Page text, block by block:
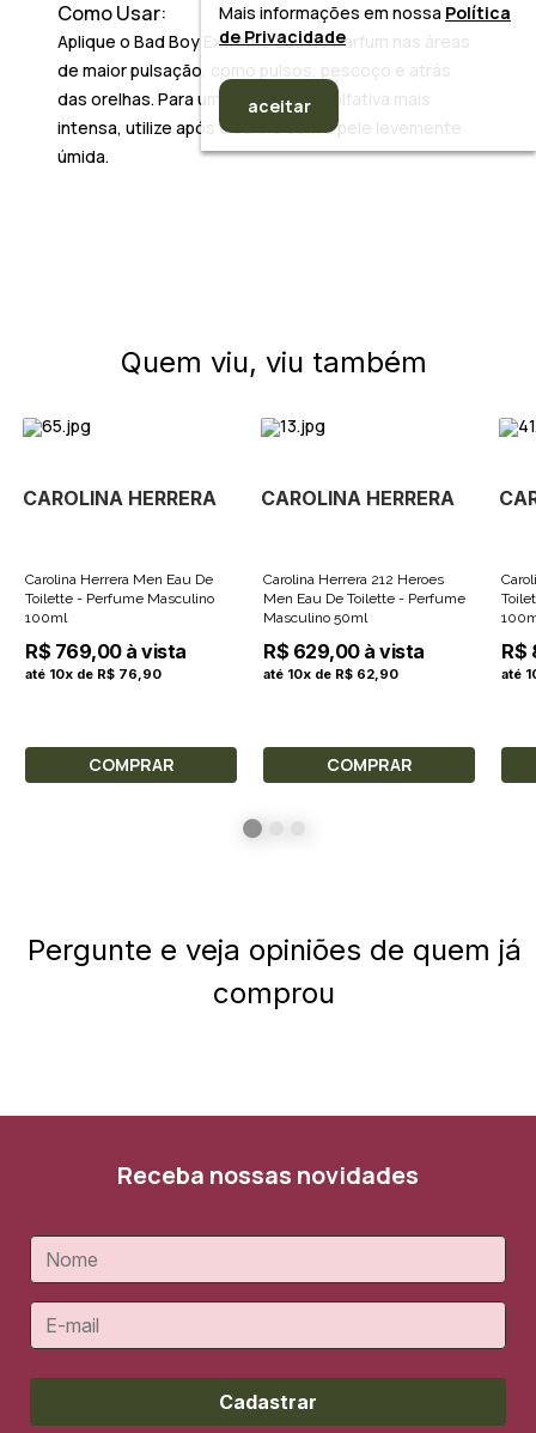
Como Usar:
Aplique o Bad Boy Extreme Eau de Parfum nas áreas
de maior pulsação, como pulsos, pescoço e atrás
das orelhas. Para uma experiência olfativa mais
intensa, utilize após o banho com a pele levemente
úmida.
Quem viu, viu também
CAROLINA HERRERA
Carolina Herrera Men Eau De
Toilette - Perfume Masculino
100ml
R$ 769,00 à vista
até 10x de R$ 76,90
COMPRAR
CAROLINA HERRERA
Carolina Herrera 212 Heroes
Men Eau De Toilette - Perfume
Masculino 50ml
R$ 629,00 à vista
até 10x de R$ 62,90
COMPRAR
R$
até
Pergunte e veja opiniões de quem já
comprou
Receba nossas novidades
Cadastrar
Mais informações em nossa Política
de Privacidade
aceitar